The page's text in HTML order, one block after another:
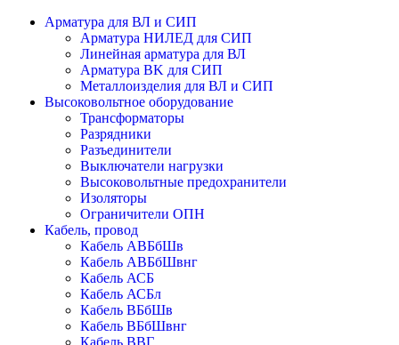
Арматура для ВЛ и СИП
Арматура НИЛЕД для СИП
Линейная арматура для ВЛ
Арматура BK для СИП
Металлоизделия для ВЛ и СИП
Высоковольтное оборудование
Трансформаторы
Разрядники
Разъединители
Выключатели нагрузки
Высоковольтные предохранители
Изоляторы
Ограничители ОПН
Кабель, провод
Кабель АВБбШв
Кабель АВБбШвнг
Кабель АСБ
Кабель АСБл
Кабель ВБбШв
Кабель ВБбШвнг
Кабель ВВГ